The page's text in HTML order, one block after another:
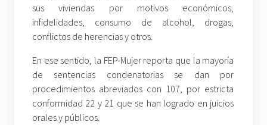
sus viviendas por motivos económicos,
infidelidades, consumo de alcohol, drogas,
conflictos de herencias y otros.
En ese sentido, la FEP-Mujer reporta que la mayoría
de sentencias condenatorias se dan por
procedimientos abreviados con 107, por estricta
conformidad 22 y 21 que se han logrado en juicios
orales y públicos.